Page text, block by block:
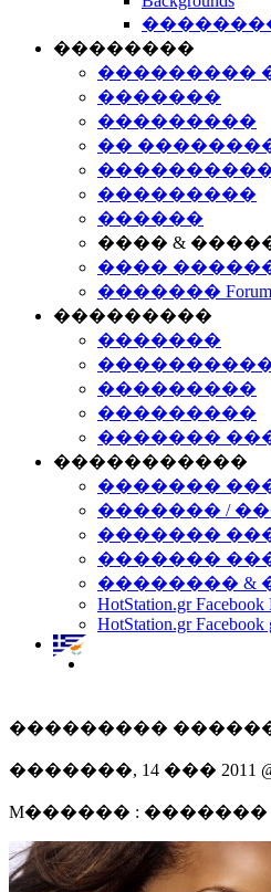
��������
���������
�������
���������
��
���������
������
���� &
����
������� Forum
���������
�������
���������
���������
�������
�����������
�������
������� /
�������
������� ���
�������� &
HotStation.gr Facebook
HotStation.gr Facebook
��������� �������
�������, 14 ��� 2011 @
M������ :